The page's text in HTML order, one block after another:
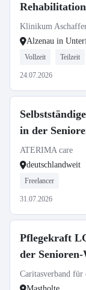
Klinikum
Alzenau in
Vollzeit Teilzeit
24.07.2026
in der
ATERIMA care
deutschlandweit
Freelancer
31.07.2026
Pflegekraft
der
Caritasverband für